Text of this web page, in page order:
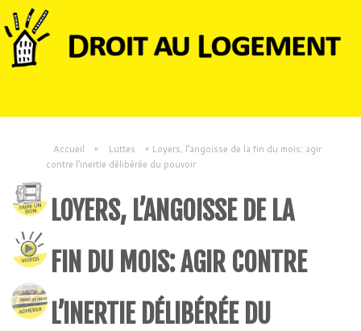
Accueil » Luttes » Loyers, l’angoisse de la fin du mois: agir
contre l’inertie délibérée du pouvoir
LOYERS, L’ANGOISSE DE LA
FIN DU MOIS: AGIR CONTRE
L’INERTIE DÉLIBÉRÉE DU